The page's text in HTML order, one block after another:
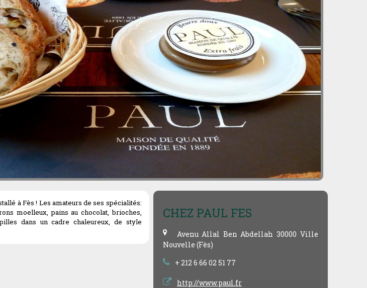
à Fès ! Les amateurs de ses spécialités:
moelleux, pains au chocolat, brioches,
dans un cadre chaleureux, de style
CHEZ PAUL FES
Avenu Allal Ben Abdellah 30000 Ville
Nouvelle (Fès)
+ 212 6 66 02 51 77
http://www.paul.fr